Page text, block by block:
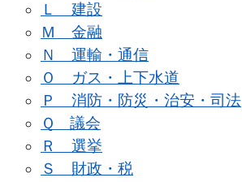
Ｌ 建設
Ｍ 金融
Ｎ 運輸・通信
Ｏ ガス・上下水道
Ｐ 消防・防災・治安・司法
Ｑ 議会
Ｒ 選挙
Ｓ 財政・税